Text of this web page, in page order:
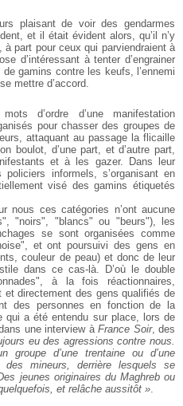
plaisant de voir des gendarmes
et il était évident alors, qu’il n’y
à part pour ceux qui parviendraient à
d’intéressant à tenter d’engrainer
gamins contre les keufs, l’ennemi
mettre d’accord.
d’ordre d’une manifestation
pour chasser des groupes de
attaquant au passage la flicaille
boulot, d’une part, et d’autre part,
et à les gazer. Dans leur
informels, s’organisant en
visé des gamins étiquetés
nous ces catégories n’ont aucune
"noirs", "blancs" ou "beurs"), les
se sont organisées comme
et ont poursuivi des gens en
couleur de peau) et donc de leur
dans ce cas-là. D’où le double
à la fois réactionnaires,
et directement des gens qualifiés de
des personnes en fonction de la
qui a été entendu sur place, lors de
une interview àFrance Soir, des
eu des agressions contre nous.
groupe d’une trentaine ou d’une
mineurs, derrière lesquels se
jeunes originaires du Maghreb ou
et relâche aussitôt »